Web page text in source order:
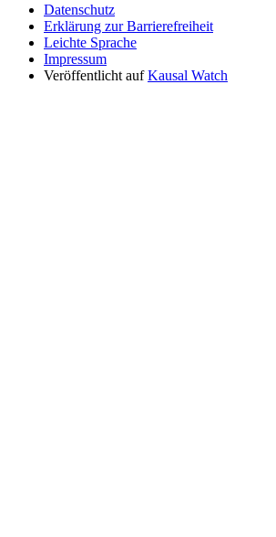
Datenschutz
Erklärung zur Barrierefreiheit
Leichte Sprache
Impressum
Veröffentlicht auf Kausal Watch